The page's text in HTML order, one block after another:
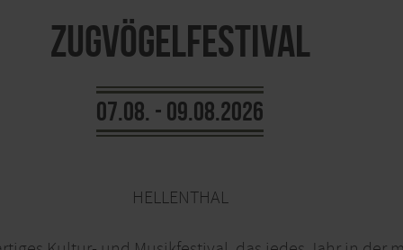
Zugvögelfestival
07.08. - 09.08.2026
HELLENTHAL